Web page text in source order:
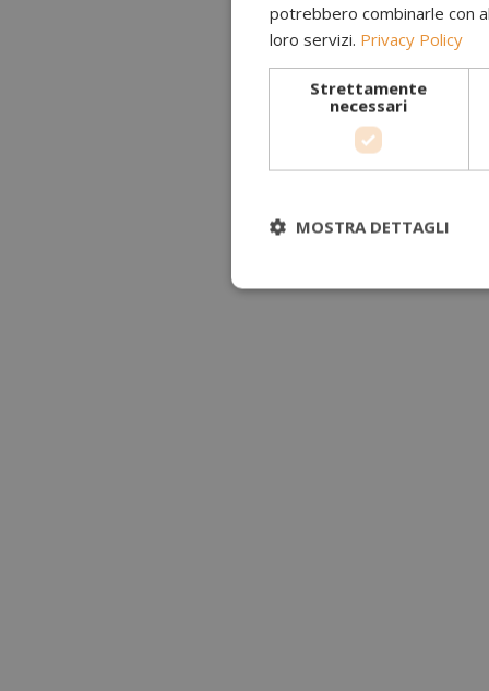
potrebbero combinarle con
loro servizi. Privacy Policy
Strettamente
necessari
MOSTRA DETTAGLI